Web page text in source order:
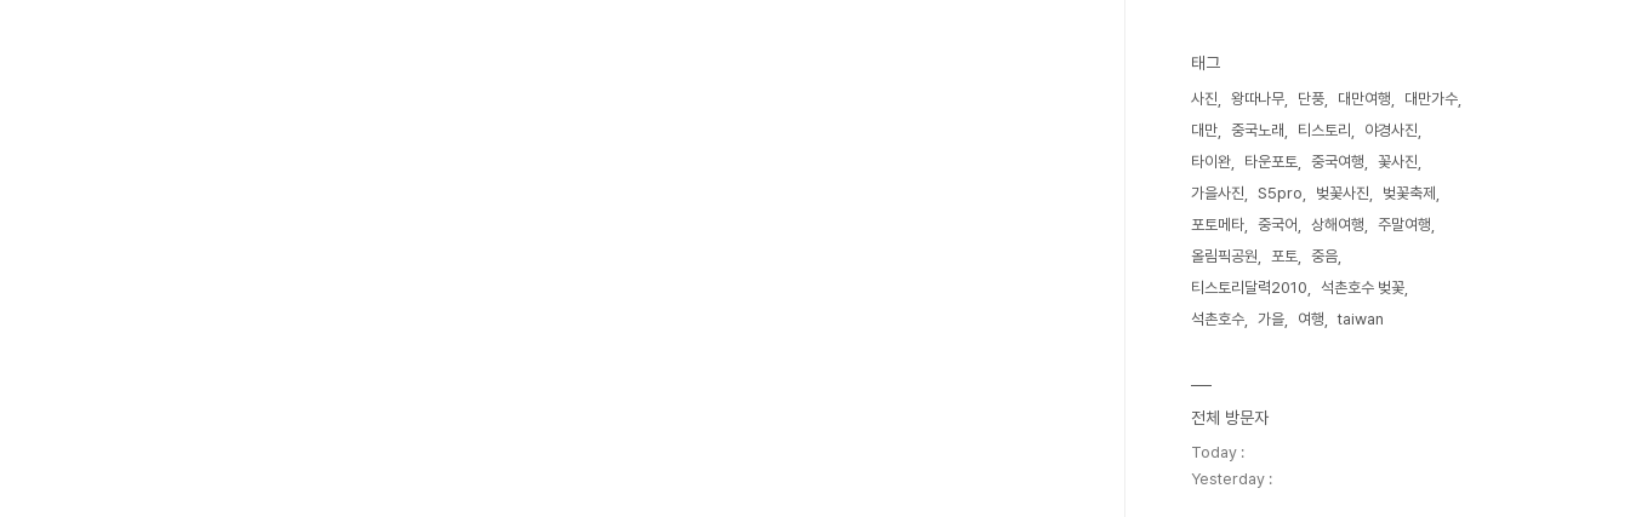
태그
사진 왕따나무 단풍 대만여행
대만가수
대만
중국노래 티스토리
야경사진
타이완
타운포토 중국여행
꽃사진
가을사진
S5pro 벚꽃사진
벚꽃축제
포토메타
중국어 상해여행
주말여행
올림픽공원
포토
중음
티스토리달력2010
석촌호수 벚꽃
석촌호수
가을 여행 taiwan
전체 방문자
Today :
Yesterday :